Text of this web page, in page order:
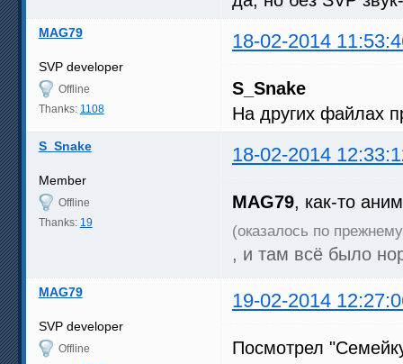
MAG79 18-02-2014
SVP developer
Offline
Thanks: 1108
S_Snake
На других файлах
S_Snake 18-02-2014
Member
Offline
Thanks: 19
MAG79, как-то
(оказалось по
, и там всё было
MAG79 19-02-2014
SVP developer
Offline
Посмотрел